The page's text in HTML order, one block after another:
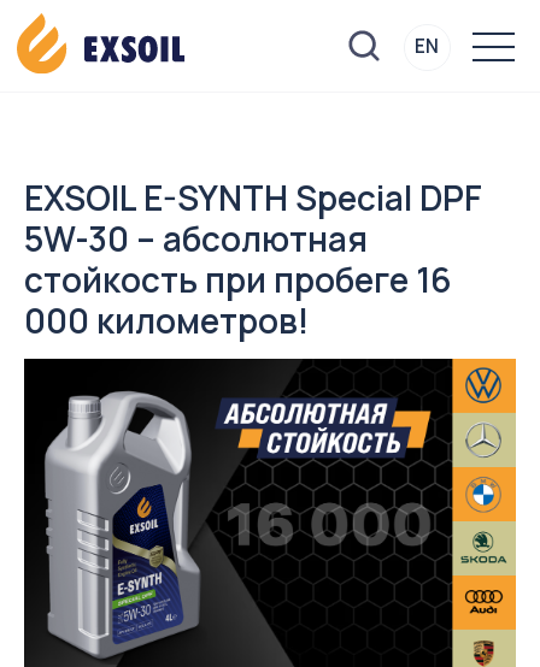
EXSOIL E-SYNTH Special DPF
5W-30 – абсолютная
стойкость при пробеге 16
000 километров!